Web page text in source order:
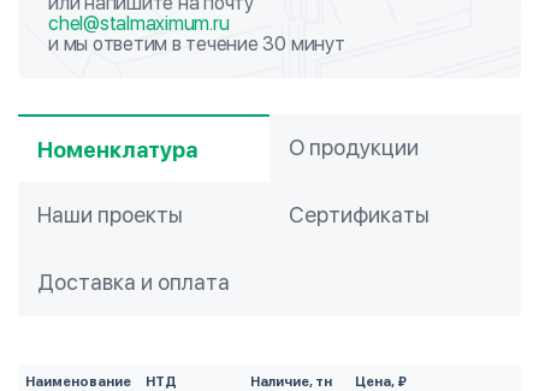
chel@stalmaximum.ru
и мы ответим в течение 30 минут
Номенклатура О продукции
Наши проекты Сертификаты
Доставка и оплата
Наименование НТД Наличие, тн Цена, ₽